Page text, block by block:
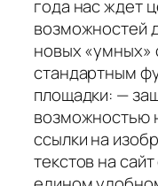
года нас ждет
возможностей
новых «умных»
стандартным
площадки: —
возможностью
ссылки на
текстов на